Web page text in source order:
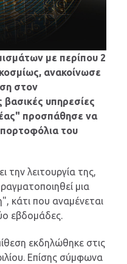
με περίπου 2
ανακοίνωσε
στον
υπηρεσίες
προσπάθησε να
του
την λειτουργία της,
μια
κάτι που αναμένεται
εβδομάδες.
εκδηλώθηκε στις
Επίσης σύμφωνα